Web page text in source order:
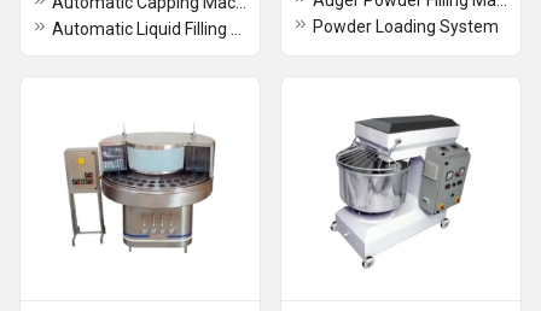
Powder Loading System